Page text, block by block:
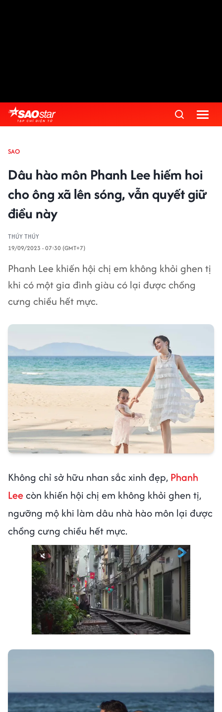
SAO
Dâu hào môn Phanh Lee hiếm hoi
cho ông xã lên sóng, vẫn quyết giữ
điều này
THÚY THÚY
19/09/2023 - 07:30 (GMT+7)
Phanh Lee khiến hội chị em không khỏi ghen tị
khi có một gia đình giàu có lại được chồng
cưng chiều hết mực.
Không chỉ sở hữu nhan sắc xinh đẹp, Phanh
Leecòn khiến hội chị em không khỏi ghen tị,
ngưỡng mộ khi làm dâu nhà hào môn lại được
chồng cưng chiều hết mực.